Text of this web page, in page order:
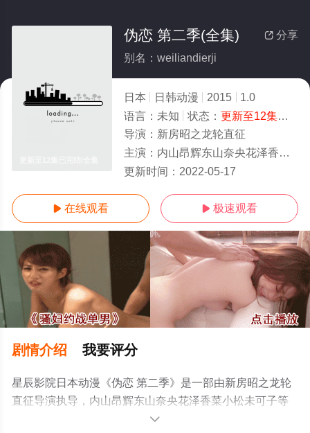
 分享
伪恋 第二季(全集)
别名：weiliandierji
日本 日韩动漫 2015
1.0
语言： 未知 状态： 更新至12集已完结
导演： 新房昭之龙轮直征
主演： 内山昂辉东山奈央花泽香菜小松未可子
更新时间： 2022-05-17
 在线观看  极速观看
剧情介绍 我要评分
星辰影院日本动漫《伪恋 第二季》是一部由新房昭之龙轮
直征导演执导，内山昂辉东山奈央花泽香菜小松未可子等
演员精彩演绎的日本动漫，大结局剧情已揭晓（更新至12
